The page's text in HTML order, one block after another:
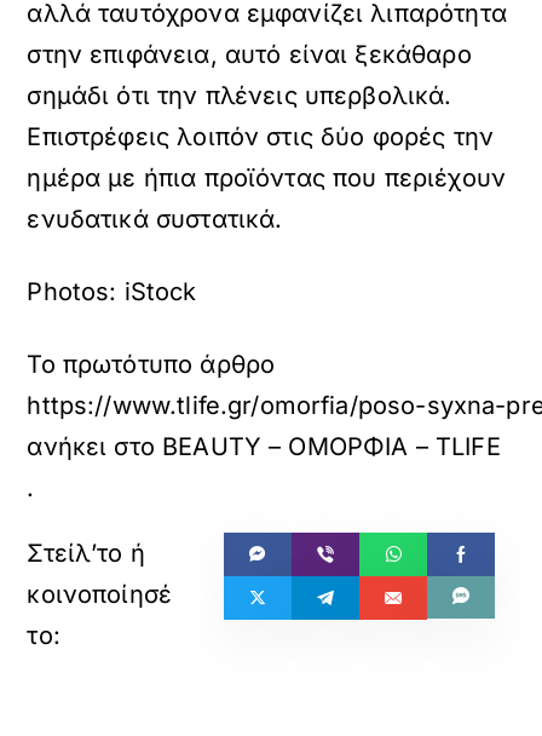
αλλά ταυτόχρονα εμφανίζει λιπαρότητα
στην επιφάνεια, αυτό είναι ξεκάθαρο
σημάδι ότι την πλένεις υπερβολικά.
Επιστρέφεις λοιπόν στις δύο φορές την
ημέρα με ήπια προϊόντας που περιέχουν
ενυδατικά συστατικά.
Photos: iStock
Το πρωτότυπο άρθρο
https://www.tlife.gr/omorfia/poso-syxna-
ανήκει στο BEAUTY – ΟΜΟΡΦΙΑ – TLIFE
.